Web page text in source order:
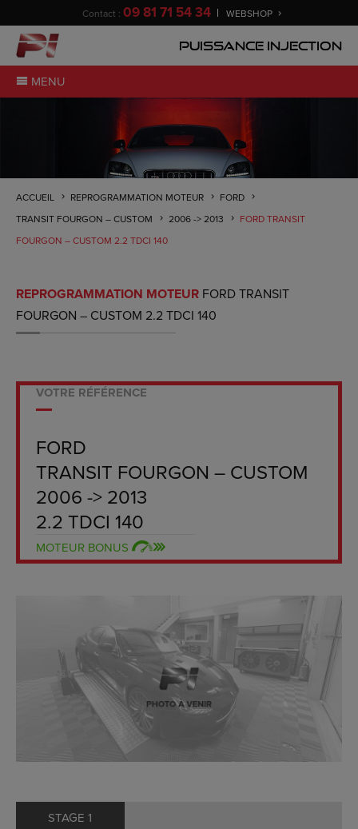
Contact : 09 81 71 54 34 WEBSHOP
Puissance Injection
MENU
ACCUEIL REPROGRAMMATION MOTEUR
FORD
TRANSIT FOURGON – CUSTOM
2006 -> 2013
FORD TRANSIT
FOURGON – CUSTOM 2.2 TDCI 140
REPROGRAMMATION MOTEUR FORD TRANSIT
FOURGON – CUSTOM 2.2 TDCI 140
VOTRE RÉFÉRENCE
FORD
TRANSIT FOURGON – CUSTOM
2006 -> 2013
2.2 TDCI 140
MOTEUR BONUS
STAGE 1